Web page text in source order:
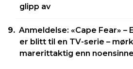
glipp av
Anmeldelse: «Cape Fear» –
er blitt til en TV-serie –
marerittaktig enn noensinne